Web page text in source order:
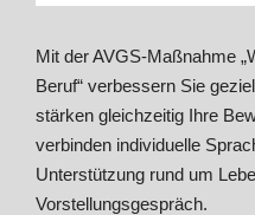
Mit der AVGS-Maßnahme
Beruf“ verbessern Sie
stärken gleichzeitig Ihre
verbinden individuelle
Unterstützung rund um
Vorstellungsgespräch.